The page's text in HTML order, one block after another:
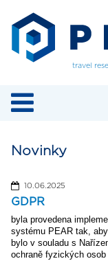
travel
Novinky
10.06.2025
GDPR
byla provedena
systému PEAR tak,
bylo v souladu s
ochraně fyzických osob